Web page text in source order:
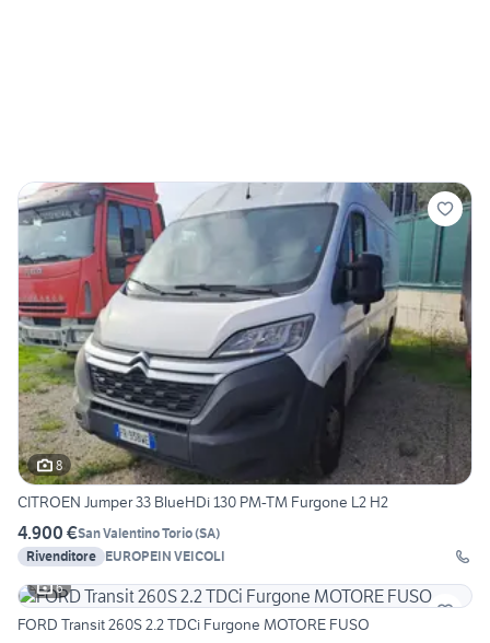
8
CITROEN Jumper 33 BlueHDi 130 PM-TM Furgone L2 H2
4.900 €San Valentino Torio(SA)
Rivenditore EUROPEIN VEICOLI
6
FORD Transit 260S 2.2 TDCi Furgone MOTORE FUSO